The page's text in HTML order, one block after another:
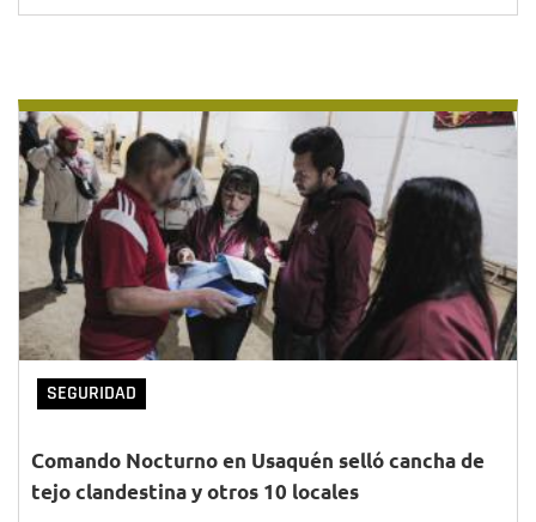
SEGURIDAD
Comando Nocturno en Usaquén selló cancha de
tejo clandestina y otros 10 locales